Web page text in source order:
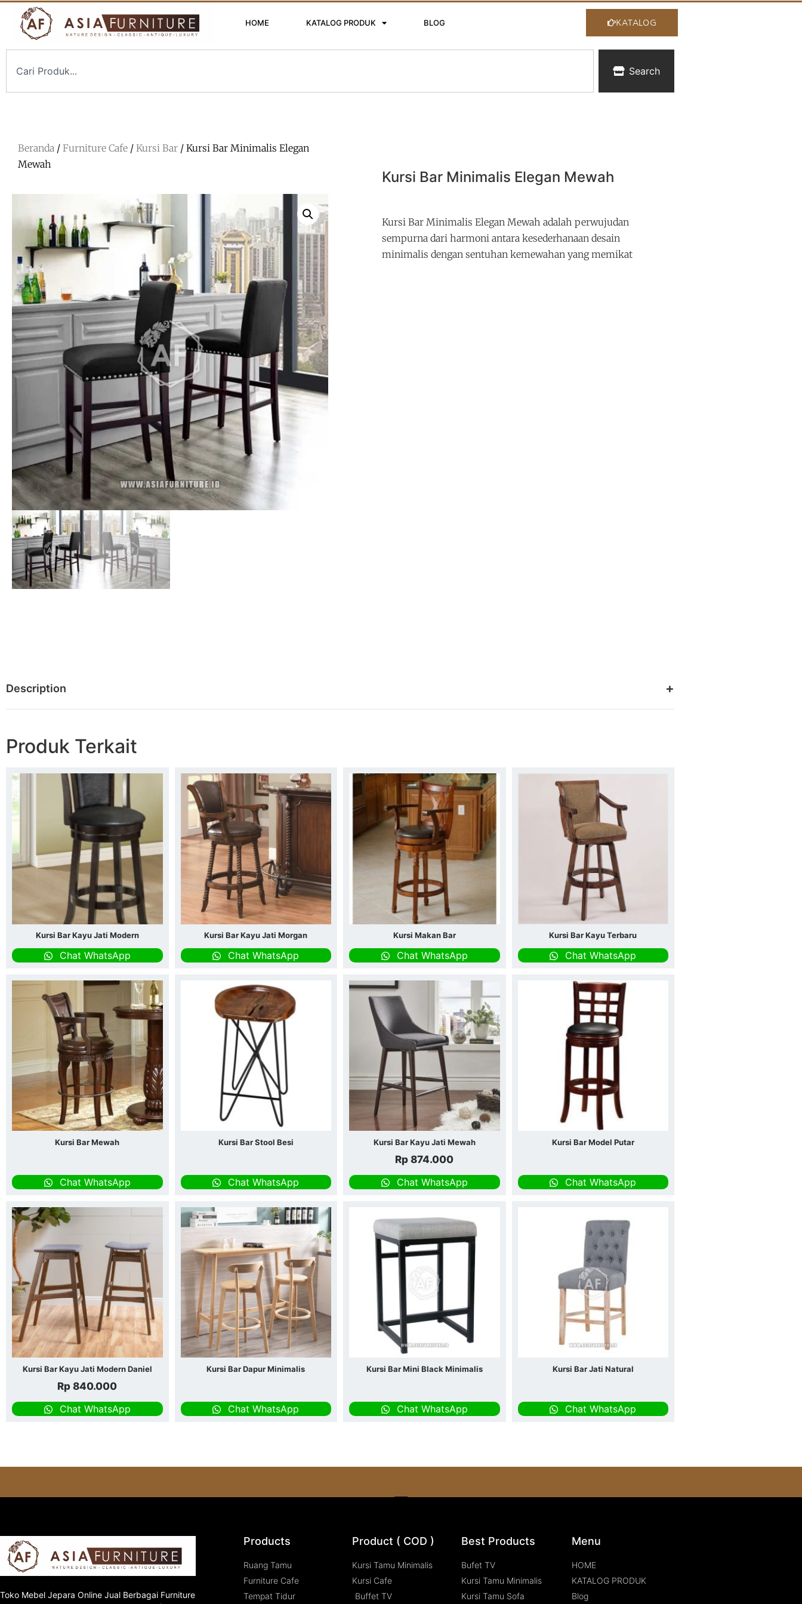
HOME KATALOG PRODUK BLOG KATALOG
Search
Beranda / Furniture Cafe / Kursi Bar / Kursi Bar Minimalis Elegan
Mewah
Kursi Bar Minimalis Elegan Mewah
Kursi Bar Minimalis Elegan Mewah adalah perwujudan
sempurna dari harmoni antara kesederhanaan desain
minimalis dengan sentuhan kemewahan yang memikat
Description
Produk Terkait
Kursi Bar Kayu Jati Modern
Chat WhatsApp
Kursi Bar Kayu Jati Morgan
Chat WhatsApp
Kursi Makan Bar
Chat WhatsApp
Kursi Bar Kayu Terbaru
Chat WhatsApp
Kursi Bar Mewah
Chat WhatsApp
Kursi Bar Stool Besi
Chat WhatsApp
Kursi Bar Kayu Jati Mewah
Rp 874.000
Chat WhatsApp
Kursi Bar Model Putar
Chat WhatsApp
Kursi Bar Kayu Jati Modern Daniel
Rp 840.000
Chat WhatsApp
Kursi Bar Dapur Minimalis
Chat WhatsApp
Kursi Bar Mini Black Minimalis
Chat WhatsApp
Kursi Bar Jati Natural
Chat WhatsApp
Toko Mebel Jepara Online Jual Berbagai Furniture
Products
Ruang Tamu
Furniture Cafe
Tempat Tidur
Product ( COD )
Kursi Tamu Minimalis
Kursi Cafe
Buffet TV
Best Products
Bufet TV
Kursi Tamu Minimalis
Kursi Tamu Sofa
Menu
HOME
KATALOG PRODUK
Blog